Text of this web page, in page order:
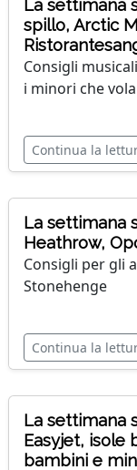
La settimana
spillo, Arctic
Consigli
i minori che
Continua la
La settimana
Heathrow,
Consigli per gli
Stonehenge
Continua la
La settimana
Easyjet, isole
bambini e